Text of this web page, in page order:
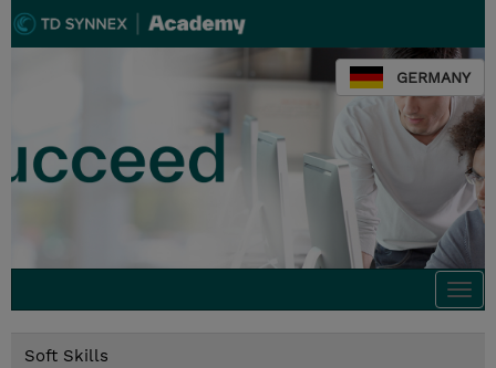
GERMANY
Soft Skills